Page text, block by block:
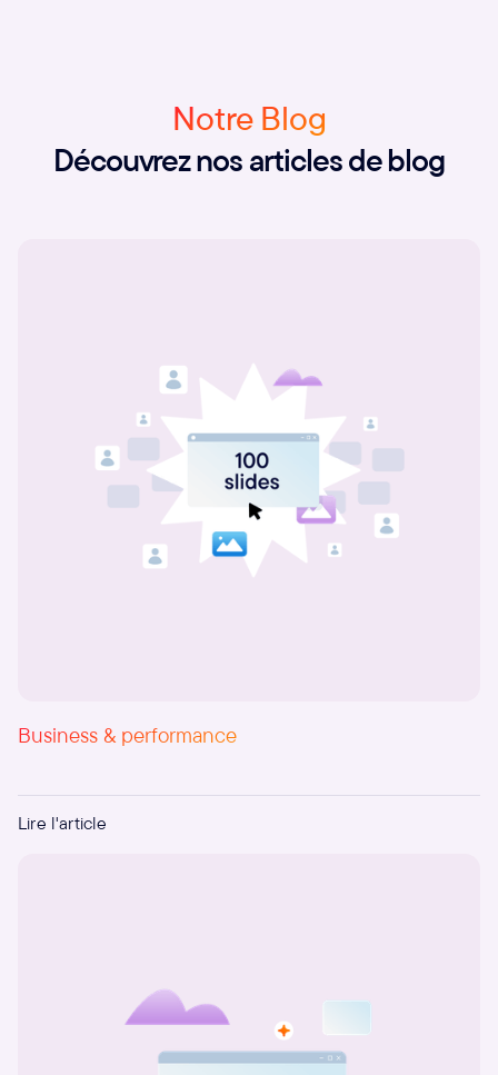
Notre Blog
Découvrez nos articles de blog
Business & performance
100 slides, 10 collaborateurs, 1 semaine
Lire l'article